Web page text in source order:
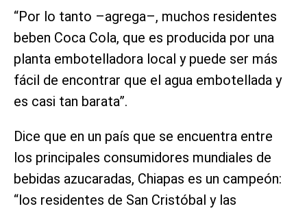
“Por lo tanto –agrega–, muchos residentes
beben Coca Cola, que es producida por una
planta embotelladora local y puede ser más
fácil de encontrar que el agua embotellada y
es casi tan barata”.
Dice que en un país que se encuentra entre
los principales consumidores mundiales de
bebidas azucaradas, Chiapas es un campeón:
“los residentes de San Cristóbal y las